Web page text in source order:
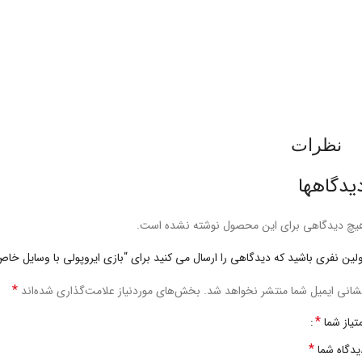
نظرات
دیدگاهی برای این محصول نوشته نشده است.
نفری باشید که دیدگاهی را ارسال می کنید برای “بازی ایروپولی با وسایل
ایمیل شما منتشر نخواهد شد. بخش‌های موردنیاز علامت‌گذاری شده‌اند *
شما*
شما*